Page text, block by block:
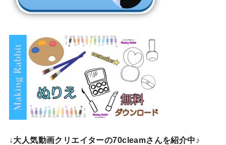
↓大人気動画クリエイターの70cleamさんを紹介中♪